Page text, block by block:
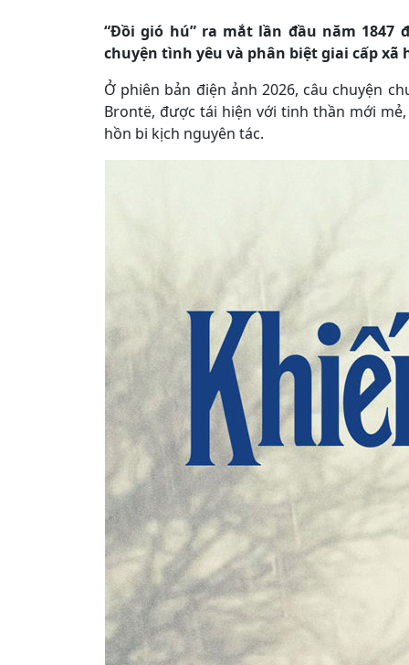
“Đồi gió hú” ra mắt lần đầu năm
chuyện tình yêu và phân biệt giai cấp xã
Ở phiên bản điện ảnh 2026, câu chuyện
Brontë, được tái hiện với tinh thần mới
hồn bi kịch nguyên tác.